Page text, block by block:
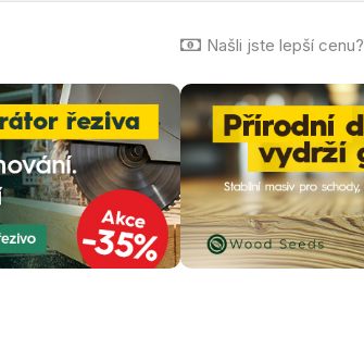
Našli jste lepší cenu?